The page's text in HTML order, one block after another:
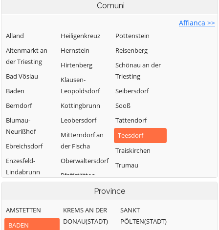
Comuni
Affianca >>
Alland
Altenmarkt an
der Triesting
Bad Vöslau
Baden
Berndorf
Blumau-
Neurißhof
Ebreichsdorf
Enzesfeld-
Lindabrunn
Günselsdorf
Heiligenkreuz
Hernstein
Hirtenberg
Klausen-
Leopoldsdorf
Kottingbrunn
Leobersdorf
Mitterndorf an
der Fischa
Oberwaltersdorf
Pfaffstätten
Pottenstein
Reisenberg
Schönau an der
Triesting
Seibersdorf
Sooß
Tattendorf
Teesdorf
Traiskirchen
Trumau
Weissenbach an
der Triesting
Province
AMSTETTEN
BADEN
KREMS AN DER
DONAU(STADT)
SANKT
PÖLTEN(STADT)